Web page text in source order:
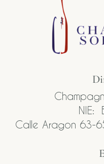
NIE:
Calle Aragon 63-